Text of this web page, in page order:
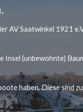
AV Saatwinkel 1921
Insel (unbewohnte)
haben. Diese sind